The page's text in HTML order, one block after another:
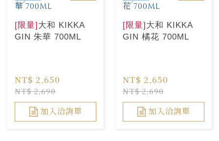
[限量]大和 KIKKA
GIN 朱華 700ML
NT$ 2,650
NT$ 2,690
加入洽詢單
[限量]大和 KIKKA
GIN 橘花 700ML
NT$ 2,650
NT$ 2,690
加入洽詢單